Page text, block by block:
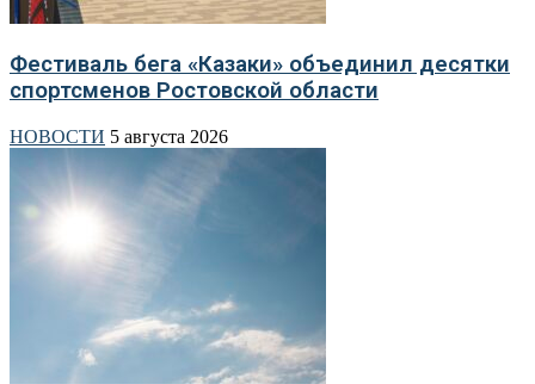
Фестиваль бега «Казаки» объединил десятки
спортсменов Ростовской области
НОВОСТИ 5 августа 2026